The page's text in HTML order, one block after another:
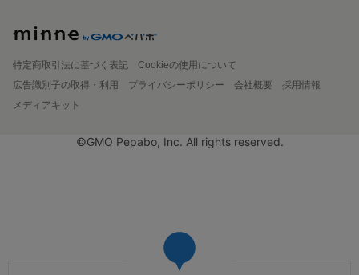
特定商取引法に基づく表記
Cookieの使用について
広告識別子の取得・利用
プライバシーポリシー 会社概要
採用情報
メディアキット
©GMO Pepabo, Inc. All rights reserved.